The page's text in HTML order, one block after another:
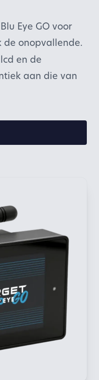
Eye GO voor
de onopvallende.
en de
aan die van